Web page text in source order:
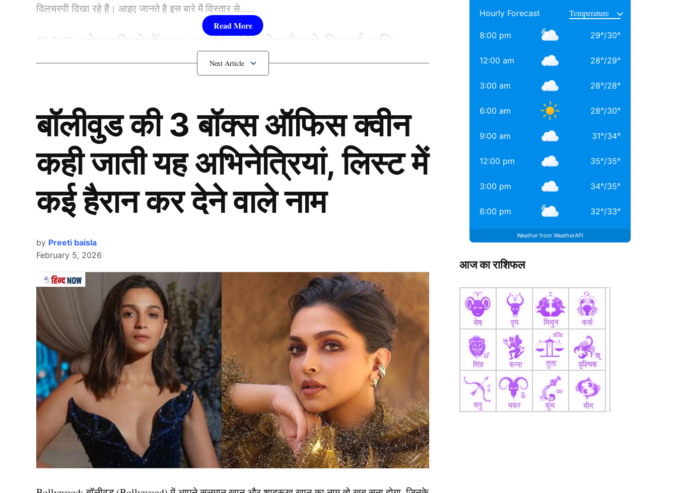
दिलचस्पी दिखा रहे हैं। आइए जानते है इस बारे में विस्तार से…..
RCB को खरीदने में इस भारतीय बिजनेसमैन ने दिखाई रुचि
Rcb
दरअसल, रॉयल चैलेंजर्स बेंगलुरु (RCB) को खरीदने की दौड़ अब और रोमांचक हो गई है, क्योंकि भारतीय मूल के
अमेरिकी बिजनेसमैन संजय गोविल ने इस टीम को खरीदने के लिए गहरी रुचि दिखाई है। रिपोर्ट्स के मुताबिक, गोविल
ग्लेमॉर्गन क्रिकेट क्लब के साथ मिलकर आरसीबी को खरीदने की तैयारी कर रहे हैं। खास बात यह है कि गोविल
पहले से ही दो बड़ी क्रिकेट लीगों में टीमों के मालिक हैं, उन्होंने करोड़ों रुपये खर्च कर द हंड्रेड में वेल्श फायर और
मेजर लीग क्रिकेट में वॉशिंगटन फ्रीडम को ग्लेमॉर्गन के साथ मिलकर खरीदा था।
यह भी पढ़ें:सुंदर बच्चों से जलती थी पूनम, पानी में डूबाकर मारे चार मासूम, खुद के 3 साल के बेटे को भी नहीं बख्शा
बिग बैश लीग में भी खरीद सकते है टीम
अब उनकी नजरें आईपीएल इतिहास की सबसे लोकप्रिय टीमों में से एक, विराट कोहली की आरसीबी (RCB) पर
टिकी हुई हैं। साथ ही खबरें हैं कि संजय गोविल ग्लेमॉर्गन के साथ मिलकर बिग बैश लीग में भी टीम खरीदने की योजना
बॉलीवुड की 3 बॉक्स ऑफिस क्वीन
कही जाती यह अभिनेत्रियां, लिस्ट में
कई हैरान कर देने वाले नाम
by Preeti baisla
February 5, 2026
Hourly Forecast
8:00 pm 29°/30°
12:00 am 28°/29°
3:00 am 28°/28°
6:00 am 28°/30°
9:00 am 31°/34°
12:00 pm 35°/35°
3:00 pm 34°/35°
6:00 pm 32°/33°
Weather from WeatherAPI
आज का राशिफल